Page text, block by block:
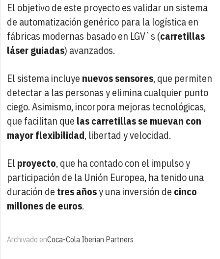
El objetivo de este proyecto es validar un sistema
de automatización genérico para la logística en
fábricas modernas basado en LGV`s (carretillas
láser guiadas) avanzados.
El sistema incluye nuevos sensores, que permiten
detectar a las personas y elimina cualquier punto
ciego. Asimismo, incorpora mejoras tecnológicas,
que facilitan que las carretillas se muevan con
mayor flexibilidad, libertad y velocidad.
El proyecto, que ha contado con el impulso y
participación de la Unión Europea, ha tenido una
duración de tres añosy una inversión de cinco
millones de euros.
Archivado enCoca-Cola Iberian Partners